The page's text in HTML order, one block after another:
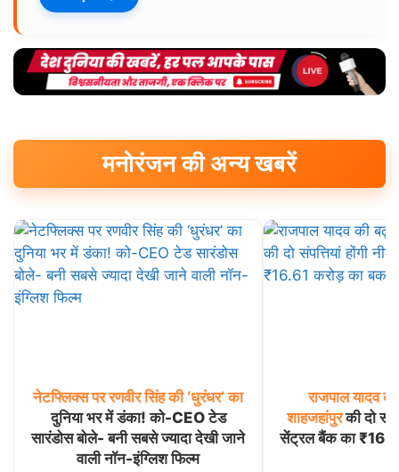
मनोरंजन की अन्य खबरें
नेटफ्लिक्स पर रणवीर सिंह की ‘धुरंधर’ का
दुनिया भर में डंका! को-CEO टेड
सारंडोस बोले- बनी सबसे ज्यादा देखी जाने
वाली नॉन-इंग्लिश फिल्म
राजपाल यादव की
शाहजहांपुरकी दो
सेंट्रल बैंक का